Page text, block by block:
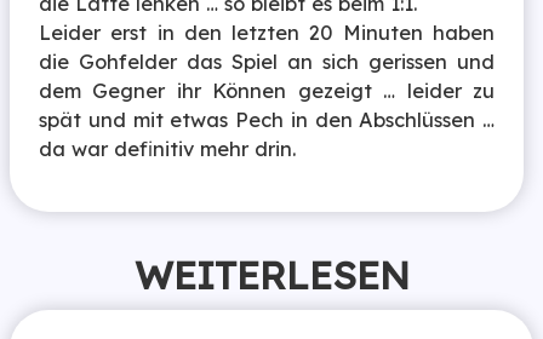
Leider erst in den letzten 20 Minuten haben
die Gohfelder das Spiel an sich gerissen und
dem Gegner ihr Können gezeigt … leider zu
spät und mit etwas Pech in den Abschlüssen …
da war definitiv mehr drin.
WEITERLESEN